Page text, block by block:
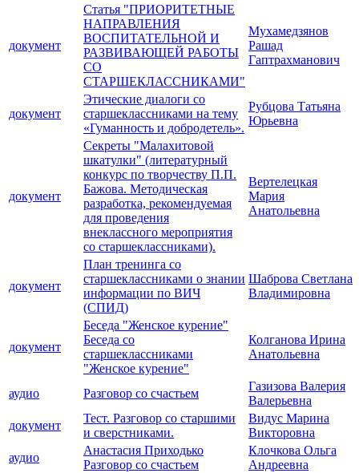
документ
Статья "ПРИОРИТЕТНЫЕ
НАПРАВЛЕНИЯ
ВОСПИТАТЕЛЬНОЙ И
РАЗВИВАЮЩЕЙ РАБОТЫ
СО
СТАРШЕКЛАССНИКАМИ"
Мухамедзянов
Рашад
Гаптрахманович
документ
Этические диалоги со
старшеклассниками на тему
«Гуманность и добродетель».
Рубцова Татьяна
Юрьевна
документ
Секреты "Малахитовой
шкатулки" (литературный
конкурс по творчеству П.П.
Бажова. Методическая
разработка, рекомендуемая
для проведения
внеклассного мероприятия
со старшеклассниками).
Вертелецкая
Мария
Анатольевна
документ
План тренинга со
старшеклассниками о знании
информации по ВИЧ
(СПИД)
Шаброва Светлана
Владимировна
документ
Беседа "Женское курение"
Беседа со
старшеклассниками
"Женское курение"
Колганова Ирина
Анатольевна
аудио Разговор со счастьем
Газизова Валерия
Валерьевна
документ
Тест. Разговор со старшими
и сверстниками.
Видус Марина
Викторовна
аудио
Анастасия Приходько
Разговор со счастьем
Клочкова Ольга
Андреевна